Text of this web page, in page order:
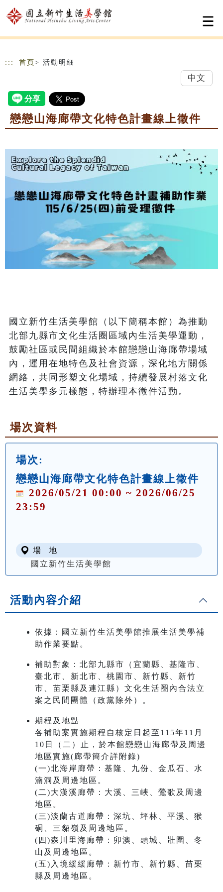
跳到主要內容
網站導覽
::: 首頁 > 活動明細
中文
戀戀山海廊帶文化特色計畫線上徵件
國立新竹生活美學館（以下簡稱本館）為推動
北部九縣市文化生活圈區域內生活美學運動，
鼓勵社區或民間組織於本館戀戀山海廊帶場域
內，運用在地特色及社會資源，深化地方關係
網絡，共同形塑文化場域，持續發展村落文化
生活美學多元樣態，特辦理本徵件活動。
場次資料
場次:
戀戀山海廊帶文化特色計畫線上徵件
2026/05/21 00:00 ~ 2026/06/25
23:59
場 地
國立新竹生活美學館
活動內容介紹
依據：國立新竹生活美學館推展生活美學補
助作業要點。
補助對象：北部九縣市（宜蘭縣、基隆市、
臺北市、新北市、桃園市、新竹縣、新竹
市、苗栗縣及連江縣）文化生活圈內合法立
案之民間團體（政黨除外）。
期程及地點
各補助案實施期程自核定日起至115年11月
10日（二）止，於本館戀戀山海廊帶及周邊
地區實施(廊帶簡介詳附錄)
(一)北海岸廊帶：基隆、九份、金瓜石、水
湳洞及周邊地區。
(二)大漢溪廊帶：大溪、三峽、鶯歌及周邊
地區。
(三)淡蘭古道廊帶：深坑、坪林、平溪、猴
硐、三貂嶺及周邊地區。
(四)森川里海廊帶：卯澳、頭城、壯圍、冬
山及周邊地區。
(五)入境緩緩廊帶：新竹市、新竹縣、苗栗
縣及周邊地區。